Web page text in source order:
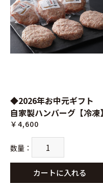
◆2026年お中元ギフト
自家製ハンバーグ【冷凍】
￥4,600
数量 ：
カートに入れる